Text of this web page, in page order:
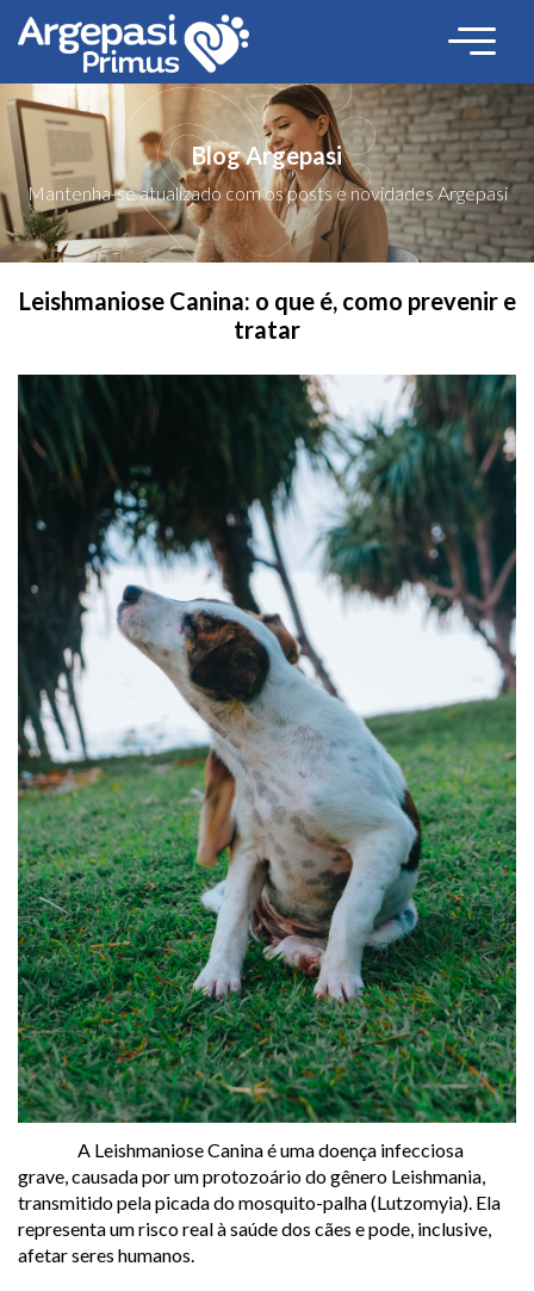
Blog Argepasi
Mantenha-se atualizado com os posts e novidades Argepasi
Leishmaniose Canina: o que é, como prevenir e
tratar
A Leishmaniose Canina é uma doença infecciosa
grave, causada por um protozoário do gênero Leishmania,
transmitido pela picada do mosquito-palha (Lutzomyia). Ela
representa um risco real à saúde dos cães e pode, inclusive,
afetar seres humanos.